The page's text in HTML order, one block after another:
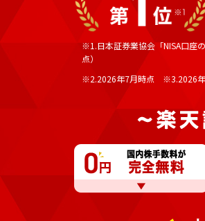
※1.日本証券業協会「NISA口座
点）
※2.2026年7月時点 ※3.2026年